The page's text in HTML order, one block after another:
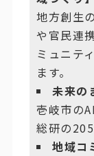
地方創生
や官民連
ミュニテ
ます。
未来の
壱岐市の
総研の
地域コ